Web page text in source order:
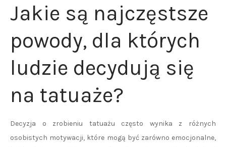
Jakie są najczęstsze
powody, dla których
ludzie decydują się
na tatuaże?
Decyzja o zrobieniu tatuażu często wynika z różnych
osobistych motywacji, które mogą być zarówno emocjonalne,